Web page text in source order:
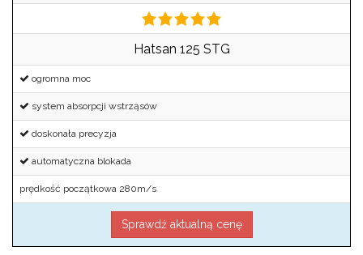
Hatsan 125 STG
ogromna moc
system absorpcji wstrząsów
doskonała precyzja
automatyczna blokada
prędkość początkowa 280m/s
Sprawdź aktualną cenę